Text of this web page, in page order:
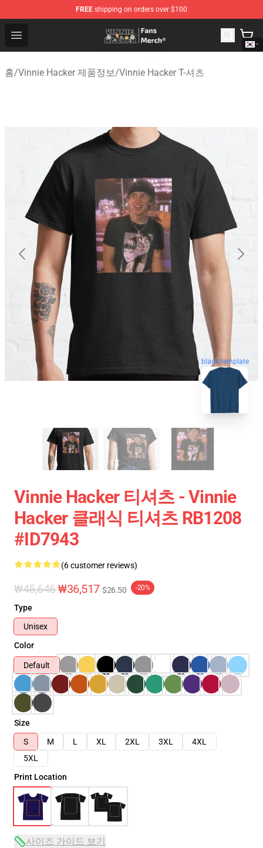
FREE shipping on orders over $100
Open menu
Vinnie Hacker Store - Official Vinnie Hacker Merchandise
홈/Vinnie Hacker 제품정보/Vinnie Hacker T-셔츠
blank template
Vinnie Hacker 티셔츠 - Vinnie
Hacker 클래식 티셔츠 RB1208
#ID7943
(6 customer reviews)
₩45,646₩36,517 $26.50 -20%
Type
Unisex
Color
Default
Size
S
M L XL 2XL 3XL
4XL
5XL
Print Location
사이즈 가이드 보기